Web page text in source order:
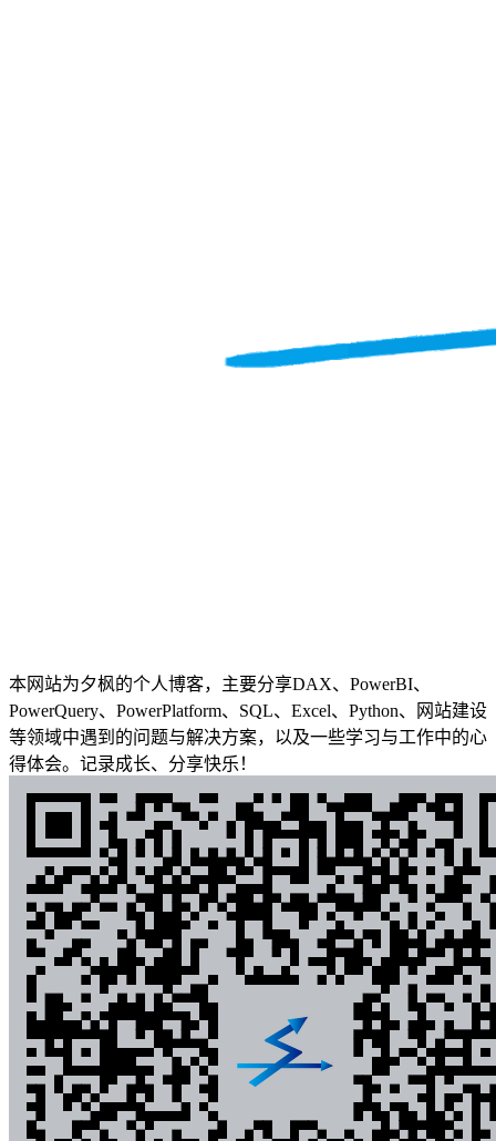
本网站为夕枫的个人博客，主要分享DAX、PowerBI、
PowerQuery、PowerPlatform、SQL、Excel、Python、网站建设
等领域中遇到的问题与解决方案，以及一些学习与工作中的心
得体会。记录成长、分享快乐！